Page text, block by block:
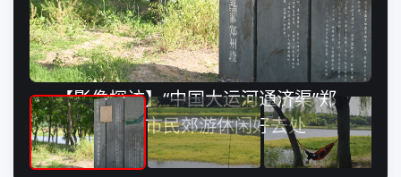
【影像探访】“中国大运河通济渠”郑
州段，郑州市民郊游休闲好去处
2026-05-11 20:12